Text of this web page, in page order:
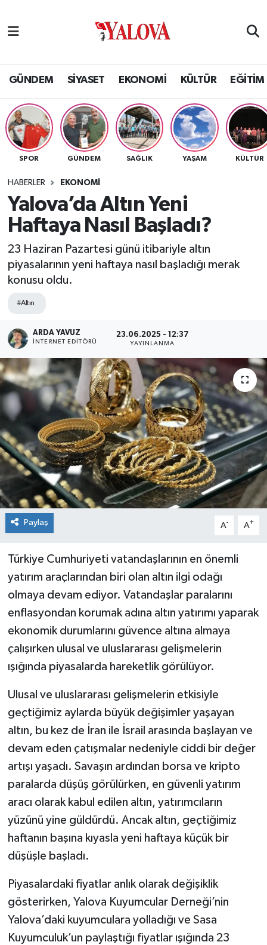
GÜNDEM SİYASET EKONOMİ KÜLTÜR EĞİTİM
SPOR GÜNDEM SAĞLIK YAŞAM KÜLTÜR
HABERLER EKONOMİ
Yalova’da Altın Yeni
Haftaya Nasıl Başladı?
23 Haziran Pazartesi günü itibariyle altın
piyasalarının yeni haftaya nasıl başladığı merak
konusu oldu.
#Altın
ARDA YAVUZ
İNTERNET EDITÖRÜ
23.06.2025 - 12:37
YAYINLANMA
Paylaş A- A+
Türkiye Cumhuriyeti vatandaşlarının en önemli
yatırım araçlarından biri olan altın ilgi odağı
olmaya devam ediyor. Vatandaşlar paralarını
enflasyondan korumak adına altın yatırımı yaparak
ekonomik durumlarını güvence altına almaya
çalışırken ulusal ve uluslararası gelişmelerin
ışığında piyasalarda hareketlik görülüyor.
Ulusal ve uluslararası gelişmelerin etkisiyle
geçtiğimiz aylarda büyük değişimler yaşayan
altın, bu kez de İran ile İsrail arasında başlayan ve
devam eden çatışmalar nedeniyle ciddi bir değer
artışı yaşadı. Savaşın ardından borsa ve kripto
paralarda düşüş görülürken, en güvenli yatırım
aracı olarak kabul edilen altın, yatırımcıların
yüzünü yine güldürdü. Ancak altın, geçtiğimiz
haftanın başına kıyasla yeni haftaya küçük bir
düşüşle başladı.
Piyasalardaki fiyatlar anlık olarak değişiklik
gösterirken, Yalova Kuyumcular Derneği’nin
Yalova’daki kuyumculara yolladığı ve Sasa
Kuyumculuk’un paylaştığı fiyatlar ışığında 23
SİYASET
EKONOMİ
KÜLTÜR
BİLİM VE TEKNOLOJİ
ASAYİŞ
SAĞLIK
RESMİ İLAN
Yalova Nöbetçi Eczaneler
Yalova Hava Durumu
Yalova Namaz Vakitleri
Yalova Trafik Yoğunluk Haritası
Tüm Manşetler
Son Dakika Haberleri
Haber Arşivi